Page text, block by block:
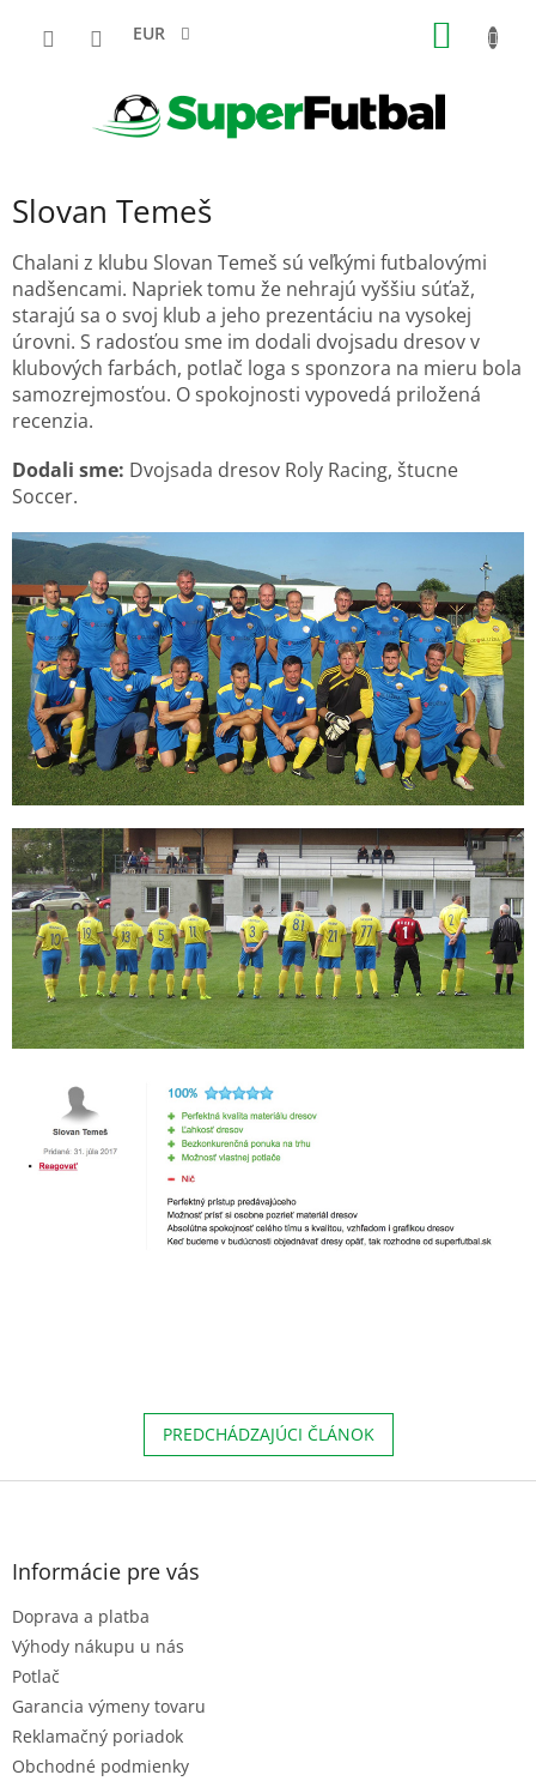
EUR
Slovan Temeš
Chalani z klubu Slovan Temeš sú veľkými futbalovými
nadšencami. Napriek tomu že nehrajú vyššiu súťaž,
starajú sa o svoj klub a jeho prezentáciu na vysokej
úrovni. S radosťou sme im dodali dvojsadu dresov v
klubových farbách, potlač loga s sponzora na mieru bola
samozrejmosťou. O spokojnosti vypovedá priložená
recenzia.
Dodali sme: Dvojsada dresov Roly Racing, štucne
Soccer.
PREDCHÁDZAJÚCI ČLÁNOK
Z
Informácie pre vás
Doprava a platba
Výhody nákupu u nás
Potlač
Garancia výmeny tovaru
Reklamačný poriadok
Obchodné podmienky